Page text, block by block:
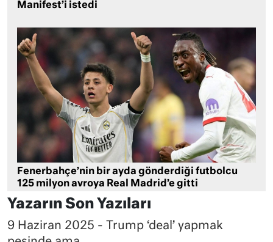
Manifest’i istedi
Fenerbahçe’nin bir ayda gönderdiği futbolcu
125 milyon avroya Real Madrid’e gitti
Yazarın Son Yazıları
9 Haziran 2025 - Trump ‘deal’ yapmak